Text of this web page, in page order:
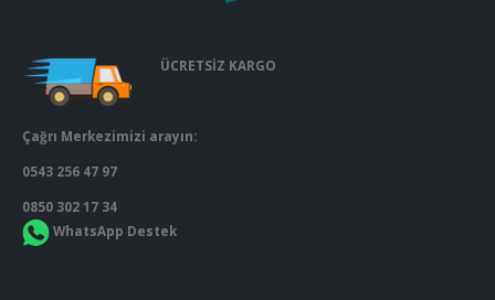
ÜCRETSİZ KARGO
Çağrı Merkezimizi arayın:
0543 256 47 97
0850 302 17 34
WhatsApp Destek